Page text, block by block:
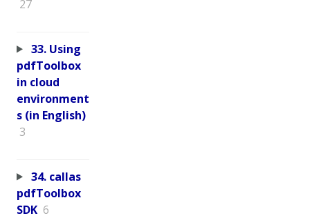
27
33. Using
pdfToolbox
in cloud
environment
s (in English)
3
34. callas
pdfToolbox
SDK 6